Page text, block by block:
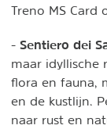
Treno MS Card
- Sentiero dei
maar idyllische
flora en fauna,
en de kustlijn.
naar rust en